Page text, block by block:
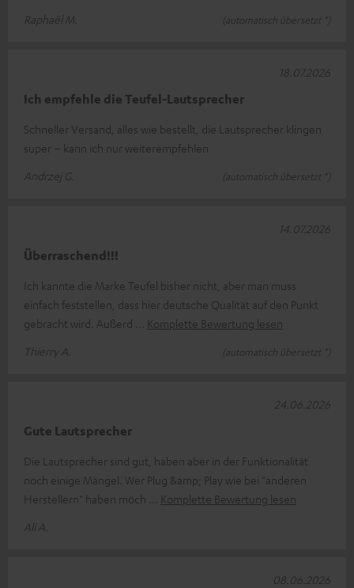
Raphaël M.
(automatisch übersetzt *)
Ich empfehle die Teufel-Lautsprecher
Schneller Versand, alles wie bestellt, die Lautsprecher klingen
super – kann ich nur weiterempfehlen
Andrzej G.
(automatisch übersetzt *)
18.07.2026
Überraschend!!!
Ich kannte die Marke Teufel bisher nicht, aber man muss
einfach feststellen, dass hier deutsche Qualität auf den Punkt
gebracht wird. Außerd
Komplette Bewertung lesen
Thierry A.
(automatisch übersetzt *)
14.07.2026
Gute Lautsprecher
Die Lautsprecher sind gut, haben aber in der Funktionalität
noch einige Mängel. Wer Plug &amp; Play wie bei "anderen
Herstellern" haben möch
Komplette Bewertung lesen
Ali A.
24.06.2026
08.06.2026